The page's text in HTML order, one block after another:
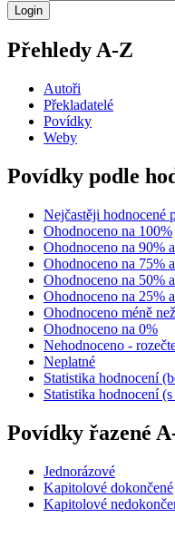
Přehledy A-Z
Autoři
Překladatelé
Povídky
Weby
Povídky podle
Nejčastěji hodnocené
Ohodnoceno na 100%
Ohodnoceno na 90%
Ohodnoceno na 75%
Ohodnoceno na 50%
Ohodnoceno na 25%
Ohodnoceno méně
Ohodnoceno na 0%
Nehodnoceno -
Neplatné
Statistika hodnocení
Statistika hodnocení
Povídky řazené
Jednorázové
Kapitolové dokončené
Kapitolové